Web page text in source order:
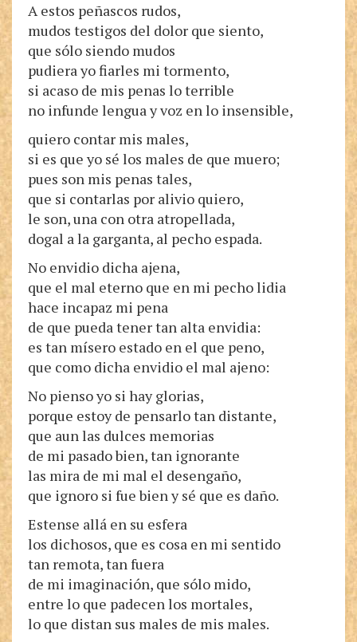
A estos peñascos rudos,
mudos testigos del dolor que siento,
que sólo siendo mudos
pudiera yo fiarles mi tormento,
si acaso de mis penas lo terrible
no infunde lengua y voz en lo insensible,
quiero contar mis males,
si es que yo sé los males de que muero;
pues son mis penas tales,
que si contarlas por alivio quiero,
le son, una con otra atropellada,
dogal a la garganta, al pecho espada.
No envidio dicha ajena,
que el mal eterno que en mi pecho lidia
hace incapaz mi pena
de que pueda tener tan alta envidia:
es tan mísero estado en el que peno,
que como dicha envidio el mal ajeno:
No pienso yo si hay glorias,
porque estoy de pensarlo tan distante,
que aun las dulces memorias
de mi pasado bien, tan ignorante
las mira de mi mal el desengaño,
que ignoro si fue bien y sé que es daño.
Estense allá en su esfera
los dichosos, que es cosa en mi sentido
tan remota, tan fuera
de mi imaginación, que sólo mido,
entre lo que padecen los mortales,
lo que distan sus males de mis males.